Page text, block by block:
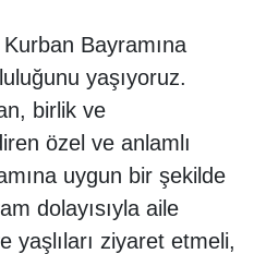
Bayramına
yaşıyoruz.
birlik ve
özel ve anlamlı
uygun bir şekilde
dolayısıyla aile
yaşlıları ziyaret etmeli,